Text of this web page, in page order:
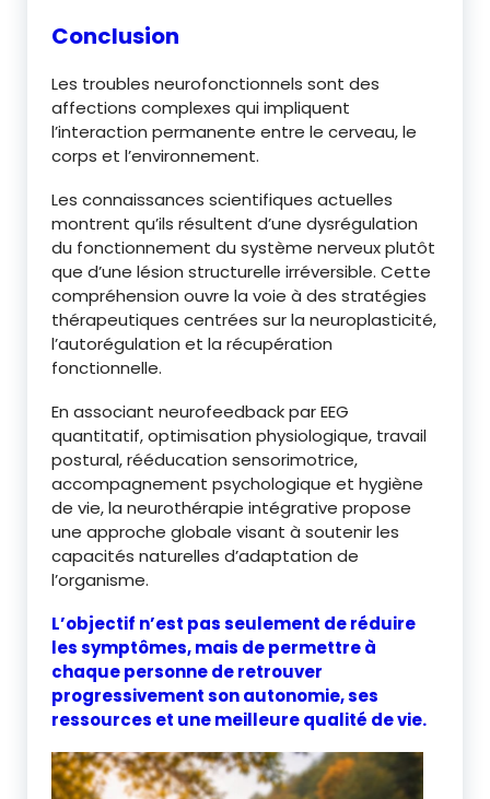
Conclusion
Les troubles neurofonctionnels sont des
affections complexes qui impliquent
l’interaction permanente entre le cerveau, le
corps et l’environnement.
Les connaissances scientifiques actuelles
montrent qu’ils résultent d’une dysrégulation
du fonctionnement du système nerveux plutôt
que d’une lésion structurelle irréversible. Cette
compréhension ouvre la voie à des stratégies
thérapeutiques centrées sur la neuroplasticité,
l’autorégulation et la récupération
fonctionnelle.
En associant neurofeedback par EEG
quantitatif, optimisation physiologique, travail
postural, rééducation sensorimotrice,
accompagnement psychologique et hygiène
de vie, la neurothérapie intégrative propose
une approche globale visant à soutenir les
capacités naturelles d’adaptation de
l’organisme.
L’objectif n’est pas seulement de réduire
les symptômes, mais de permettre à
chaque personne de retrouver
progressivement son autonomie, ses
ressources et une meilleure qualité de vie.